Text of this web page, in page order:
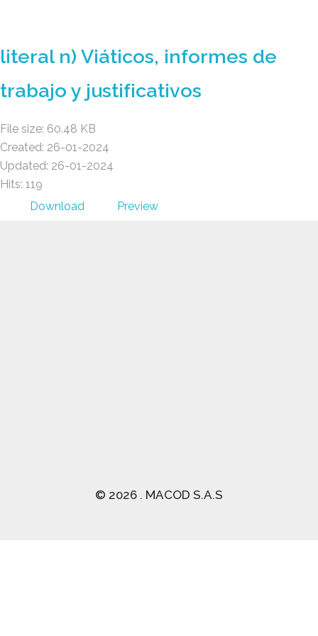
literal n) Viáticos, informes de
trabajo y justificativos
File size: 60.48 KB
Created: 26-01-2024
Updated: 26-01-2024
Hits: 119
Download
Preview
© 2026 . MACOD S.A.S